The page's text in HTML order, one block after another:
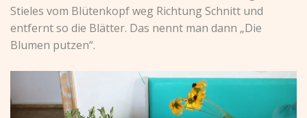
Stieles vom Blütenkopf weg Richtung Schnitt und
entfernt so die Blätter. Das nennt man dann „Die
Blumen putzen“.